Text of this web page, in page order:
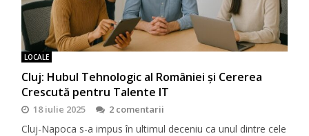
LOCALE
Cluj: Hubul Tehnologic al României și Cererea
Crescută pentru Talente IT
18 iulie 2025 2 comentarii
Cluj-Napoca s-a impus în ultimul deceniu ca unul dintre cele